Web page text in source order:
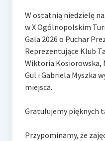
Poczta szkolna
Dziennik elektroniczny
e-Rada
W ostatnią niedzielę
w X Ogólnopolskim
Gala 2026 o Puchar
Reprezentujące Klub
Wiktoria Kosiorowska,
Gul i Gabriela Myszka
miejsca.
Gratulujemy pięknych
Przypominamy, że